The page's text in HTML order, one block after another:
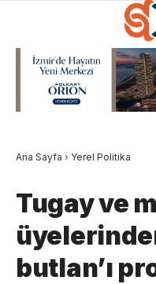
Ana Sayfa › Yerel Politika
Tugay ve
butlan’ı